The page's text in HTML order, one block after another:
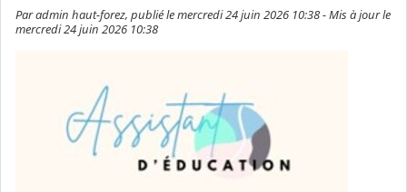
Par admin haut-forez, publié le mercredi 24 juin 2026 10:38 - Mis à jour le
mercredi 24 juin 2026 10:38